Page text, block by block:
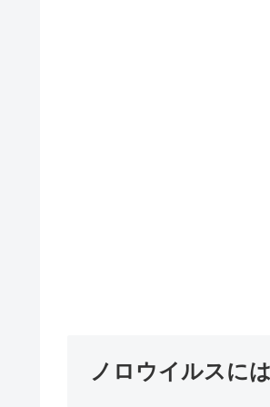
ノロウイルスに